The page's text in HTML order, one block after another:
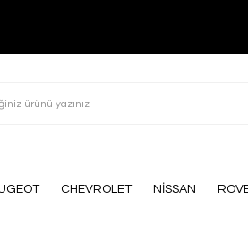
CHEVROLET NİSSAN